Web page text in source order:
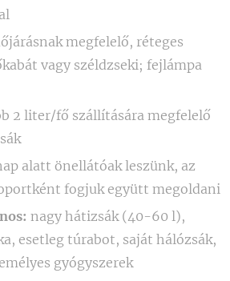
megfelelő, réteges
vagy széldzseki; fejlámpa
2 liter/fő szállítására megfelelő
alatt önellátóak leszünk, az
fogjuk együtt megoldani
nagy hátizsák (40-60 l),
esetleg túrabot, saját hálózsák,
gyógyszerek